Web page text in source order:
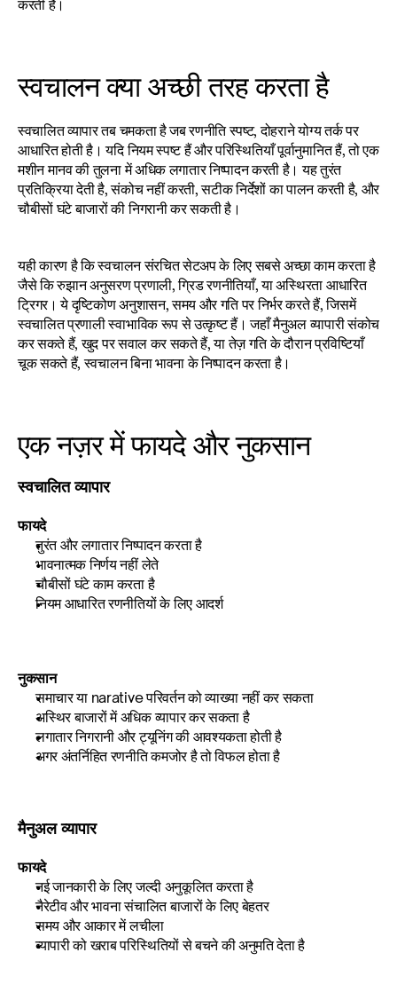
करती है।
स्वचालन क्या अच्छी तरह करता है
स्वचालित व्यापार तब चमकता है जब रणनीति स्पष्ट, दोहराने योग्य तर्क पर
आधारित होती है। यदि नियम स्पष्ट हैं और परिस्थितियाँ पूर्वानुमानित हैं, तो एक
मशीन मानव की तुलना में अधिक लगातार निष्पादन करती है। यह तुरंत
प्रतिक्रिया देती है, संकोच नहीं करती, सटीक निर्देशों का पालन करती है, और
चौबीसों घंटे बाजारों की निगरानी कर सकती है।
यही कारण है कि स्वचालन संरचित सेटअप के लिए सबसे अच्छा काम करता है
जैसे कि रुझान अनुसरण प्रणाली, ग्रिड रणनीतियाँ, या अस्थिरता आधारित
ट्रिगर। ये दृष्टिकोण अनुशासन, समय और गति पर निर्भर करते हैं, जिसमें
स्वचालित प्रणाली स्वाभाविक रूप से उत्कृष्ट हैं। जहाँ मैनुअल व्यापारी संकोच
कर सकते हैं, खुद पर सवाल कर सकते हैं, या तेज़ गति के दौरान प्रविष्टियाँ
चूक सकते हैं, स्वचालन बिना भावना के निष्पादन करता है।
एक नज़र में फायदे और नुकसान
स्वचालित व्यापार
फायदे
तुरंत और लगातार निष्पादन करता है
भावनात्मक निर्णय नहीं लेते
चौबीसों घंटे काम करता है
नियम आधारित रणनीतियों के लिए आदर्श
नुकसान
समाचार या narative परिवर्तन को व्याख्या नहीं कर सकता
अस्थिर बाजारों में अधिक व्यापार कर सकता है
लगातार निगरानी और ट्यूनिंग की आवश्यकता होती है
अगर अंतर्निहित रणनीति कमजोर है तो विफल होता है
मैनुअल व्यापार
फायदे
नई जानकारी के लिए जल्दी अनुकूलित करता है
नैरेटीव और भावना संचालित बाजारों के लिए बेहतर
समय और आकार में लचीला
व्यापारी को खराब परिस्थितियों से बचने की अनुमति देता है